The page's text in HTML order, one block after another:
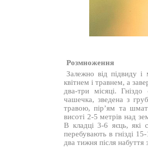
Розмноження
Залежно від підвиду і
квітнем і травнем, а
два-три місяці.
чашечка, зведена з
травою, пір’ям та
висоті 2-5 метрів над
В кладці 3-6 яєць, які
перебувають в гнізді
два тижня після набуття